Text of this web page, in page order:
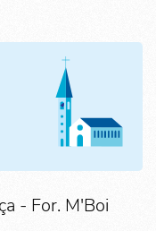
- For. M'Boi